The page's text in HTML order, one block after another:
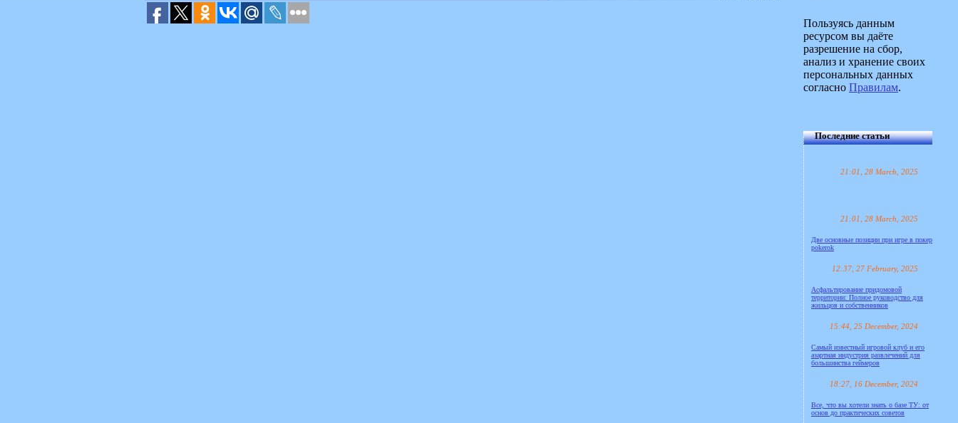
Пользуясь данным
ресурсом вы даёте
разрешение на сбор,
анализ и хранение своих
персональных данных
согласно Правилам.
Последние статьи
21:01, 28 March, 2025
21:01, 28 March, 2025
Две основные позиции при игре в покер
pokerok
12:37, 27 February, 2025
Асфальтирование придомовой
территории: Полное руководство для
жильцов и собственников
15:44, 25 December, 2024
Самый известный игровой клуб и его
азартная индустрия развлечений для
большинства геймеров
18:27, 16 December, 2024
Все, что вы хотели знать о базе ТУ: от
основ до практических советов